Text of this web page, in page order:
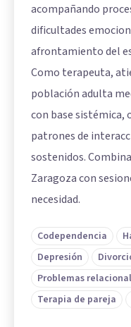
acompañando
dificultades
afrontamiento del
Como terapeuta,
población adulta
con base sistémica,
patrones de
sostenidos.
Zaragoza con
necesidad.
Codependencia
Depresión
Problemas
Terapia de pareja